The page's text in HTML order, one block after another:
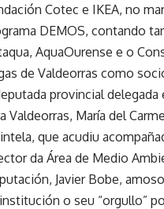
Cotec e IKEA, no
DEMOS, contando
AquaOurense e o
de Valdeorras como
provincial delegada
Valdeorras, María del
que acudiu
da Área de Medio
Javier Bobe,
o seu “orgullo”